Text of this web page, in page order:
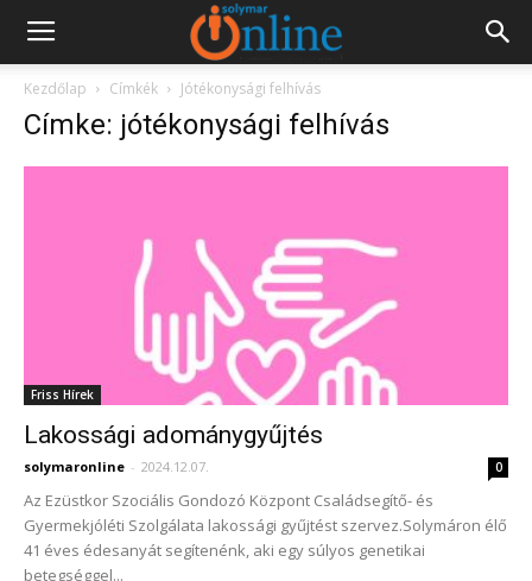
Kezdőlap Címkék Jótékonysági felhívás
Címke: jótékonysági felhívás
Friss Hírek
Lakossági adománygyűjtés
solymaronline - 2024.12.07. 0
Az Ezüstkor Szociális Gondozó Központ Családsegítő- és
Gyermekjóléti Szolgálata lakossági gyűjtést szervez.Solymáron élő
41 éves édesanyát segítenénk, aki egy súlyos genetikai
betegséggel...